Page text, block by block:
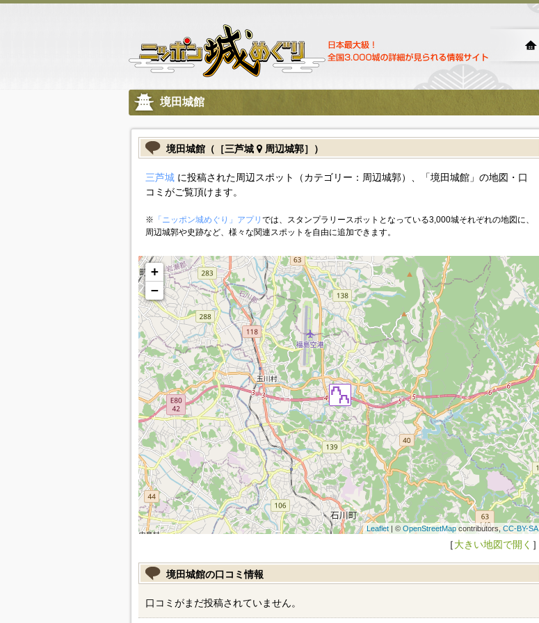
境田城館
境田城館（［三芦城 周辺城郭］）
三芦城に投稿された周辺スポット（カテゴリー：周辺城郭）、「境田城館」の地図・口
コミがご覧頂けます。
※ 「ニッポン城めぐり」アプリ では、スタンプラリースポットとなっている3,000城それぞれの地図に、
周辺城郭や史跡など、様々な関連スポットを自由に追加できます。
+
−
Leaflet| © OpenStreetMapcontributors,CC-BY-SA
［大きい地図で開く ］
境田城館の口コミ情報
口コミがまだ投稿されていません。